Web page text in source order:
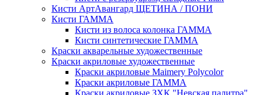
Кисти АртАвангард ЩЕТИНА / ПОНИ
Кисти ГАММА
Кисти из волоса колонка ГАММА
Кисти синтетические ГАММА
Краски акварельные художественные
Краски акриловые художественные
Краски акриловые Maimery Polycolor
Краски акриловые ГАММА
Краски акриловые ЗХК "Невская палитра"